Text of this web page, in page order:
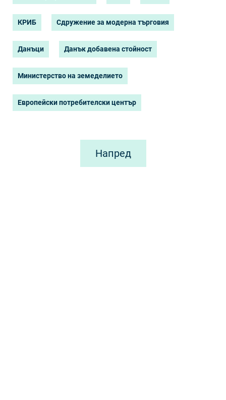
КРИБ Сдружение за модерна търговия
Данъци Данък добавена стойност
Министерство на земеделието
Европейски потребителски център
Напред